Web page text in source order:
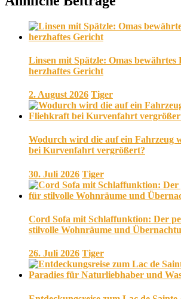
Linsen mit Spätzle: Omas bewährtes
herzhaftes Gericht
2. August 2026 Tiger
Wodurch wird die auf ein Fahrzeug
bei Kurvenfahrt vergrößert?
30. Juli 2026 Tiger
Cord Sofa mit Schlaffunktion: Der
stilvolle Wohnräume und
26. Juli 2026 Tiger